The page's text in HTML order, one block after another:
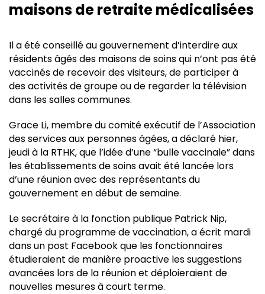
maisons de retraite médicalisées
Il a été conseillé au gouvernement d’interdire aux
résidents âgés des maisons de soins qui n’ont pas été
vaccinés de recevoir des visiteurs, de participer à
des activités de groupe ou de regarder la télévision
dans les salles communes.
Grace Li, membre du comité exécutif de l’Association
des services aux personnes âgées, a déclaré hier,
jeudi à la RTHK, que l’idée d’une “bulle vaccinale” dans
les établissements de soins avait été lancée lors
d’une réunion avec des représentants du
gouvernement en début de semaine.
Le secrétaire à la fonction publique Patrick Nip,
chargé du programme de vaccination, a écrit mardi
dans un post Facebook que les fonctionnaires
étudieraient de manière proactive les suggestions
avancées lors de la réunion et déploieraient de
nouvelles mesures à court terme.